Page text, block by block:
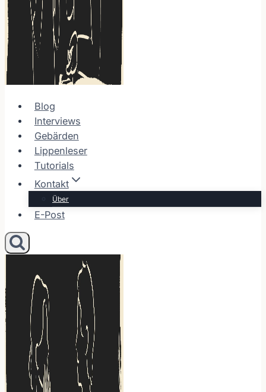
Blog
Interviews
Gebärden
Lippenleser
Tutorials
Kontakt
Über
E-Post